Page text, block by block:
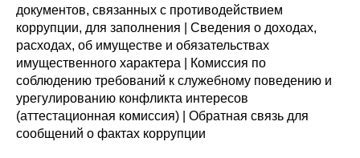
Научные подразделения
Администрация
Сотрудники
документов, связанных с противодействием
коррупции, для заполнения
Сведения о доходах,
расходах, об имуществе и обязательствах
имущественного характера
Комиссия по
соблюдению требований к служебному поведению и
урегулированию конфликта интересов
(аттестационная комиссия)
Обратная связь для
сообщений о фактах коррупции